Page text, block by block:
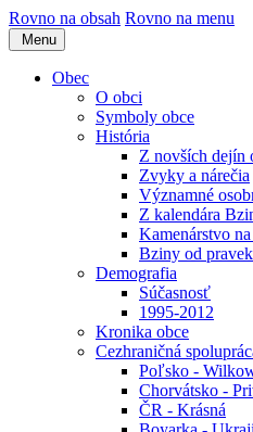
Rovno na obsah Rovno na menu
Menu
Obec
O obci
Symboly obce
História
Z novších dejín
Zvyky a nárečia
Významné
Z kalendára
Kamenárstvo
Bziny od
Demografia
Súčasnosť
1995-2012
Kronika obce
Cezhraničná
Poľsko -
Chorvátsko -
ČR - Krásná